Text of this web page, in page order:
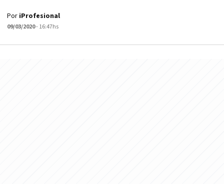
Por iProfesional
09/03/2020- 16:47hs